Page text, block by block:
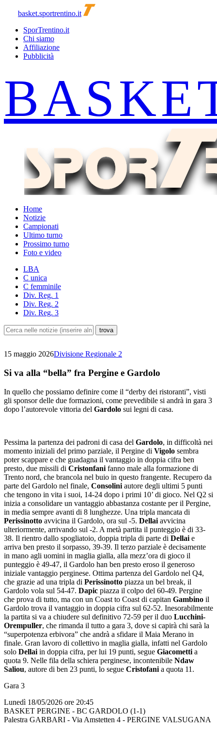
basket.sportrentino.it
SporTrentino.it
Chi siamo
Affiliazione
Pubblicità
Home
Notizie
Campionati
Ultimo turno
Prossimo turno
Foto e video
LBA
C unica
C femminile
Div. Reg. 1
Div. Reg. 2
Div. Reg. 3
15 maggio 2026Divisione Regionale 2
Si va alla “bella” fra Pergine e Gardolo
In quello che possiamo definire come il “derby dei ristoranti”, visti
gli sponsor delle due formazioni, come prevedibile si andrà in gara 3
dopo l’autorevole vittoria del Gardolo sui legni di casa.
Pessima la partenza dei padroni di casa del Gardolo, in difficoltà nei
momento iniziali del primo parziale, il Pergine di Vigolo sembra
poter scappare e che guadagna il vantaggio in doppia cifra ben
presto, due missili di Cristonfani fanno male alla formazione di
Trento nord, che brancola nel buio in questo frangente. Recupero da
parte del Gardolo nel finale, Consolini autore degli ultimi 5 punti
che tengono in vita i suoi, 14-24 dopo i primi 10’ di gioco. Nel Q2 si
inizia a consolidare un vantaggio abbastanza costante per il Pergine,
in media sempre avanti di 8 lunghezze. Una tripla mancata di
Perissinotto avvicina il Gardolo, ora sul -5. Dellai avvicina
ulteriormente, arrivando sul -2. A metà partita il punteggio è di 33-
38. Il rientro dallo spogliatoio, doppia tripla di parte di Dellai e
arriva ben presto il sorpasso, 39-39. Il terzo parziale è decisamente
in mano agli uomini in maglia gialla, alla mezz’ora di gioco il
punteggio è 49-47, il Gardolo han ben presto eroso il generoso
iniziale vantaggio perginese. Ottima partenza del Gardolo nel Q4,
che grazie ad una tripla di Perissinotto piazza un bel break, il
Gardolo vola sul 54-47. Dapic piazza il colpo del 60-49. Pergine
che prova di tutto, ma con un Coast to Coast di capitan Gambino il
Gardolo trova il vantaggio in doppia cifra sul 62-52. Inesorabilmente
la partita si va a chiudere sul definitivo 72-59 per il duo Lucchini-
Orempuller, che rimanda il tutto a gara 3, dove si capirà chi sarà la
“superpotenza erbivora” che andrà a sfidare il Maia Merano in
finale. Gran lavoro di collettivo in maglia gialla, infatti nel Gardolo
solo Dellai in doppia cifra, per lui 19 punti, segue Giacometti a
quota 9. Nelle fila della schiera perginese, incontenibile Ndaw
Saliou, autore di ben 23 punti, lo segue Cristofani a quota 11.
Gara 3
Lunedì 18/05/2026 ore 20:45
BASKET PERGINE - BC GARDOLO (1-1)
Palestra GARBARI - Via Amstetten 4 - PERGINE VALSUGANA